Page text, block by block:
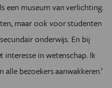
een museum van verlichting.
maar ook voor studenten
onderwijs. En bij
in wetenschap. Ik
bezoekers aanwakkeren.’